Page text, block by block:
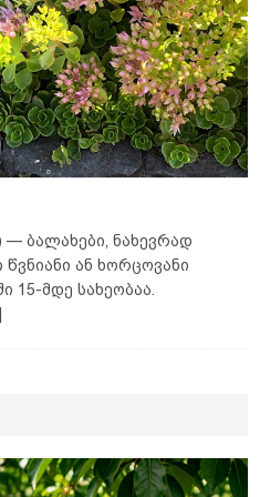
ბალახები, ნახევრად
წვნიანი ან ხორცოვანი
მდე სახეობაა.